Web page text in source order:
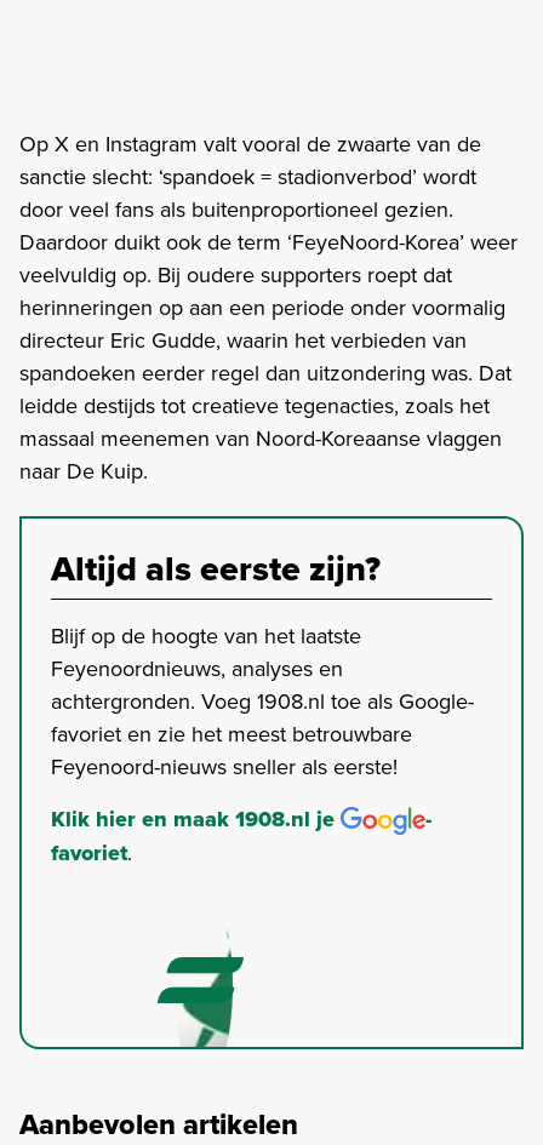
Op X en Instagram valt vooral de zwaarte van de
sanctie slecht: ‘spandoek = stadionverbod’ wordt
door veel fans als buitenproportioneel gezien.
Daardoor duikt ook de term ‘FeyeNoord-Korea’ weer
veelvuldig op. Bij oudere supporters roept dat
herinneringen op aan een periode onder voormalig
directeur Eric Gudde, waarin het verbieden van
spandoeken eerder regel dan uitzondering was. Dat
leidde destijds tot creatieve tegenacties, zoals het
massaal meenemen van Noord-Koreaanse vlaggen
naar De Kuip.
Altijd als eerste zijn?
Blijf op de hoogte van het laatste
Feyenoordnieuws, analyses en
achtergronden. Voeg 1908.nl toe als Google-
favoriet en zie het meest betrouwbare
Feyenoord-nieuws sneller als eerste!
Klik hier en maak 1908.nl je
-
favoriet.
Aanbevolen artikelen